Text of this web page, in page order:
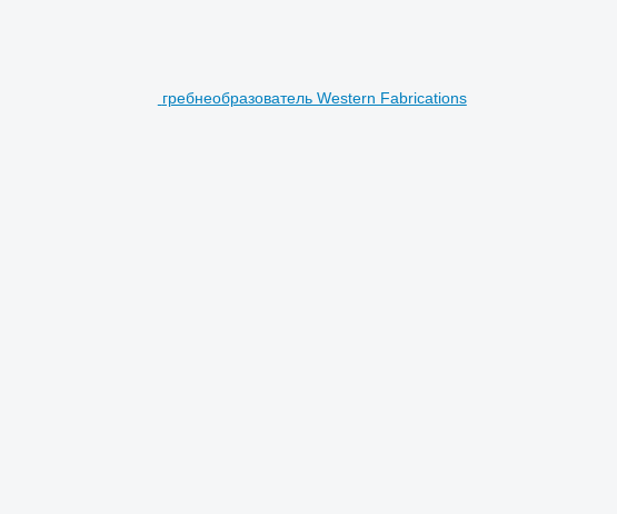
гребнеобразователь Western Fabrications